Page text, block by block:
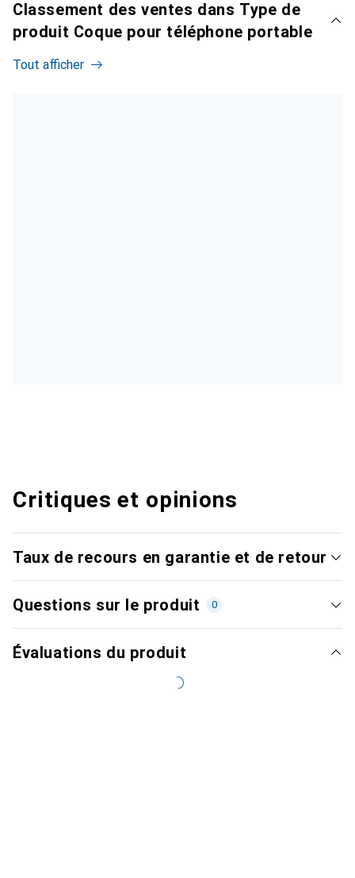
Classement des ventes dans Type de
produit Coque pour téléphone portable
Tout afficher
Critiques et opinions
Taux de recours en garantie et de retour
Questions sur le produit 0
Évaluations du produit